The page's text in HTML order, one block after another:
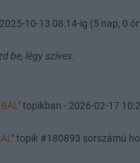
10-13 08:14-ig (5 nap, 0
be, légy szíves.
" topikban - 2026-02-17
" topik #180893 sorszámú